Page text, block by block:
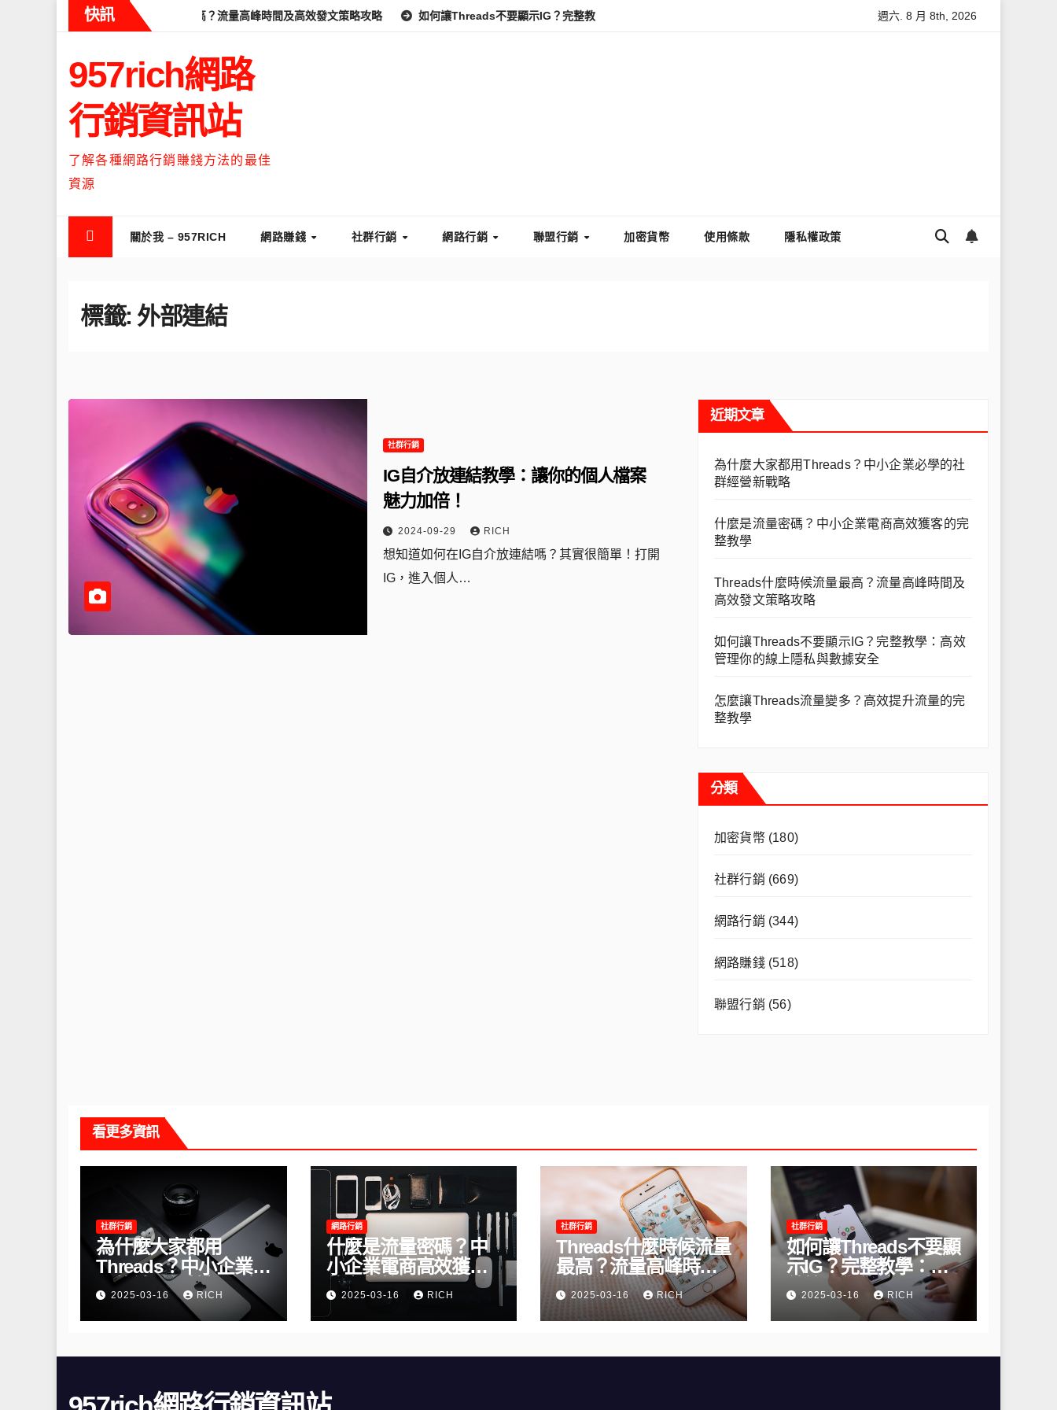
快訊
Threads什麼時候流量最高？流量高峰時間及高效發文策略攻略 如何讓Threads不要顯示IG？完整教學：高效管理你的線上隱私與數據安全 怎麼讓Threads流量變多？高效提升流量的完整教學
週六. 8 月 8th, 2026
957rich網路
行銷資訊站
了解各種網路行銷賺錢方法的最佳
資源
關於我 – 957RICH 網路賺錢 社群行銷 網路行銷 聯盟行銷 加密貨幣 使用條款 隱私權政策
標籤: 外部連結
社群行銷
IG自介放連結教學：讓你的個人檔案
魅力加倍！
2024-09-29 RICH
想知道如何在IG自介放連結嗎？其實很簡單！打開
IG，進入個人…
近期文章
為什麼大家都用Threads？中小企業必學的社
群經營新戰略
什麼是流量密碼？中小企業電商高效獲客的完
整教學
Threads什麼時候流量最高？流量高峰時間及
高效發文策略攻略
如何讓Threads不要顯示IG？完整教學：高效
管理你的線上隱私與數據安全
怎麼讓Threads流量變多？高效提升流量的完
整教學
分類
加密貨幣(180)
社群行銷 (669)
網路行銷 (344)
網路賺錢(518)
聯盟行銷 (56)
看更多資訊
社群行銷
為什麼大家都用
Threads？中小企業必
學的社群經營新戰略
2025-03-16 RICH
網路行銷
什麼是流量密碼？中
小企業電商高效獲客
的完整教學
2025-03-16 RICH
社群行銷
Threads什麼時候流量
最高？流量高峰時間
及高效發文策略攻略
2025-03-16 RICH
社群行銷
如何讓Threads不要顯
示IG？完整教學：高
效管理你的線上隱私
與數據安全
2025-03-16 RICH